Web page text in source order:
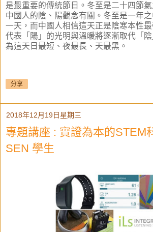
是最重要的傳統節日。冬至是二十四節
中國人的陰、陽觀念有關。冬至是一年
一天，而中國人相信這天正是陰寒本性
代表「陽」的光明與溫暖將逐漸取代「
為這天日最短、夜最長、天最黑。
分享
2018年12月19日星期三
專題講座 : 實證為本的STEM
SEN 學生